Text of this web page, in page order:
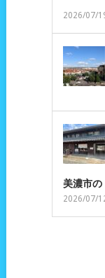
2026/07/
美濃市の
2026/07/